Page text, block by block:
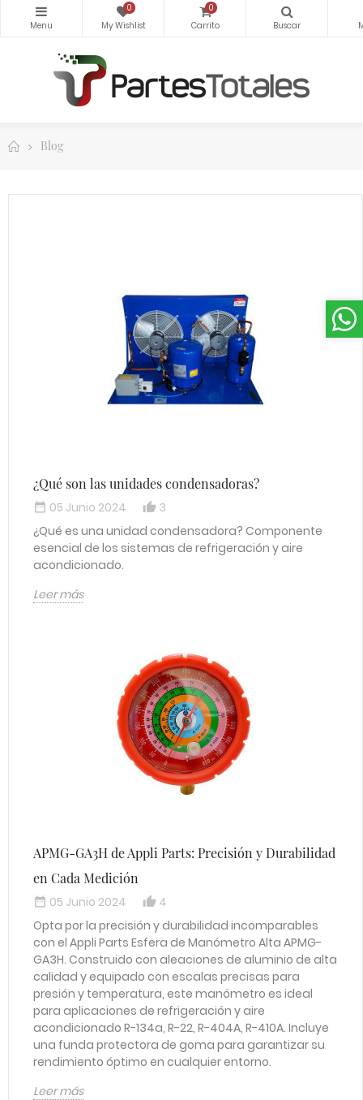
0 0
Blog
¿Qué son las unidades condensadoras?
date_range 05 Junio 2024 thumb_up_alt
3
¿Qué es una unidad condensadora? Componente
esencial de los sistemas de refrigeración y aire
acondicionado.
Leer más
APMG-GA3H de Appli Parts: Precisión y Durabilidad
en Cada Medición
date_range 05 Junio 2024 thumb_up_alt
4
Opta por la precisión y durabilidad incomparables
con el Appli Parts Esfera de Manómetro Alta APMG-
GA3H. Construido con aleaciones de aluminio de alta
calidad y equipado con escalas precisas para
presión y temperatura, este manómetro es ideal
para aplicaciones de refrigeración y aire
acondicionado R-134a, R-22, R-404A, R-410A. Incluye
una funda protectora de goma para garantizar su
rendimiento óptimo en cualquier entorno.
Leer más